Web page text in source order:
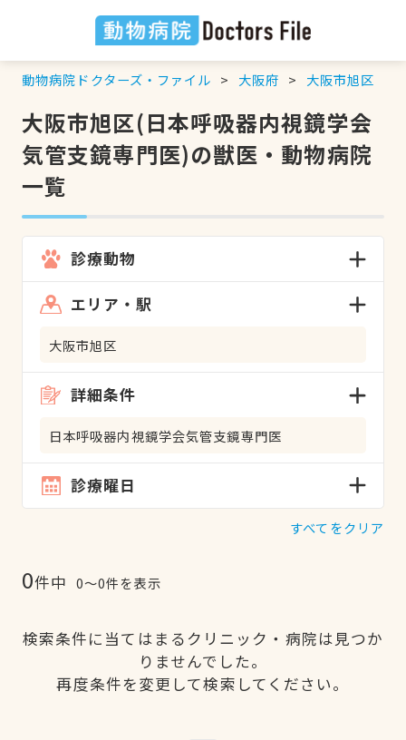
動物病院ドクターズ・ファイル 大阪府 大阪市旭区
大阪市旭区(日本呼吸器内視鏡学会
気管支鏡専門医)の獣医・動物病院
一覧
診療動物
エリア・駅
大阪市旭区
詳細条件
日本呼吸器内視鏡学会気管支鏡専門医
診療曜日
すべてをクリア
0件中 0〜0件を表示
検索条件に当てはまるクリニック・病院は見つか
りませんでした。
再度条件を変更して検索してください。